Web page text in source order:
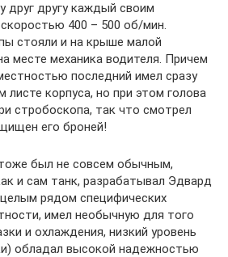
друг другу каждый своим
400 – 500 об/мин.
стояли и на крыше малой
месте механика водителя. Причем
последний имел сразу
листе корпуса, но при этом голова
стробоскопа, так что смотрел
его броней!
был не совсем обычным,
и сам танк, разрабатывал Эдвард
рядом специфических
имел необычную для того
и охлаждения, низкий уровень
обладал высокой надежностью